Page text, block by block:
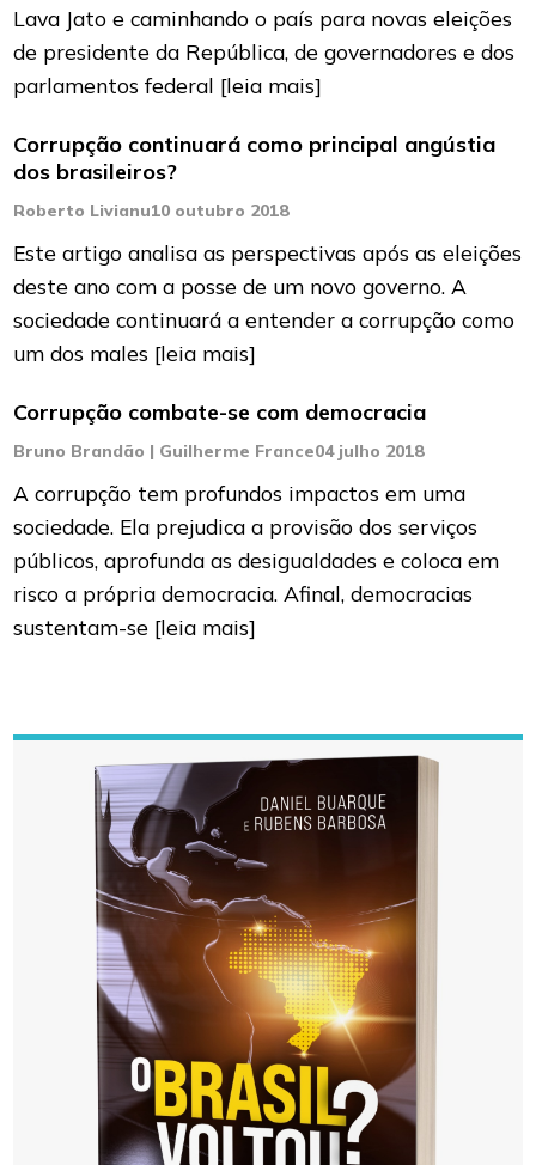
Lava Jato e caminhando o país para novas eleições
de presidente da República, de governadores e dos
parlamentos federal [leia mais]
Corrupção continuará como principal angústia
dos brasileiros?
Roberto Livianu10 outubro 2018
Este artigo analisa as perspectivas após as eleições
deste ano com a posse de um novo governo. A
sociedade continuará a entender a corrupção como
um dos males [leia mais]
Corrupção combate-se com democracia
Bruno Brandão | Guilherme France04 julho 2018
A corrupção tem profundos impactos em uma
sociedade. Ela prejudica a provisão dos serviços
públicos, aprofunda as desigualdades e coloca em
risco a própria democracia. Afinal, democracias
sustentam-se [leia mais]